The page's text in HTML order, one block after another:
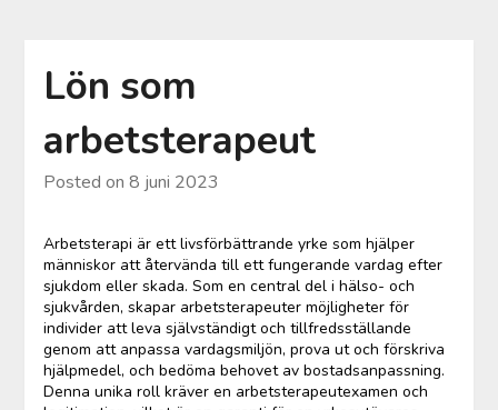
Lön som
arbetsterapeut
Posted on 8 juni 2023
Arbetsterapi är ett livsförbättrande yrke som hjälper
människor att återvända till ett fungerande vardag efter
sjukdom eller skada. Som en central del i hälso- och
sjukvården, skapar arbetsterapeuter möjligheter för
individer att leva självständigt och tillfredsställande
genom att anpassa vardagsmiljön, prova ut och förskriva
hjälpmedel, och bedöma behovet av bostadsanpassning.
Denna unika roll kräver en arbetsterapeutexamen och